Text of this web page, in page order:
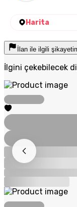
Harita
İlan ile ilgili
İlgini çekebilecek